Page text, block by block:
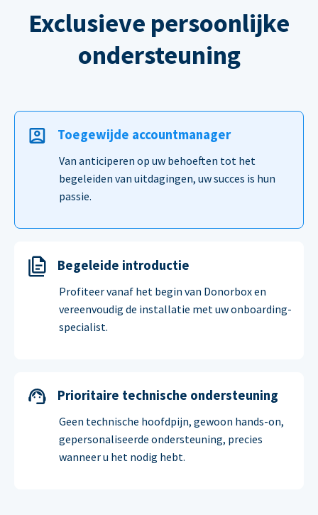
Exclusieve persoonlijke
ondersteuning
Toegewijde accountmanager
Van anticiperen op uw behoeften tot het
begeleiden van uitdagingen, uw succes is hun
passie.
Begeleide introductie
Profiteer vanaf het begin van Donorbox en
vereenvoudig de installatie met uw onboarding-
specialist.
Prioritaire technische ondersteuning
Geen technische hoofdpijn, gewoon hands-on,
gepersonaliseerde ondersteuning, precies
wanneer u het nodig hebt.